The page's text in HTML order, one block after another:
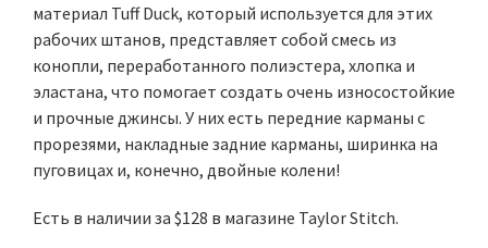
материал Tuff Duck, который используется для этих
рабочих штанов, представляет собой смесь из
конопли, переработанного полиэстера, хлопка и
эластана, что помогает создать очень износостойкие
и прочные джинсы. У них есть передние карманы с
прорезями, накладные задние карманы, ширинка на
пуговицах и, конечно, двойные колени!
Есть в наличии за $128 в магазине Taylor Stitch.